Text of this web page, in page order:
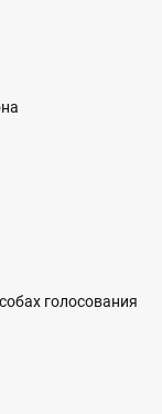
голосования